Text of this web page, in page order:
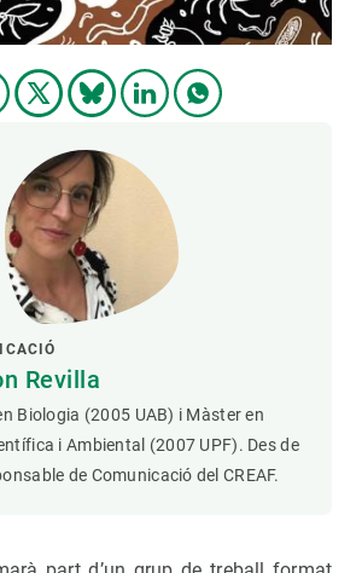
Revilla
Biologia (2005 UAB) i Màster en
i Ambiental (2007 UPF). Des de
de Comunicació del CREAF.